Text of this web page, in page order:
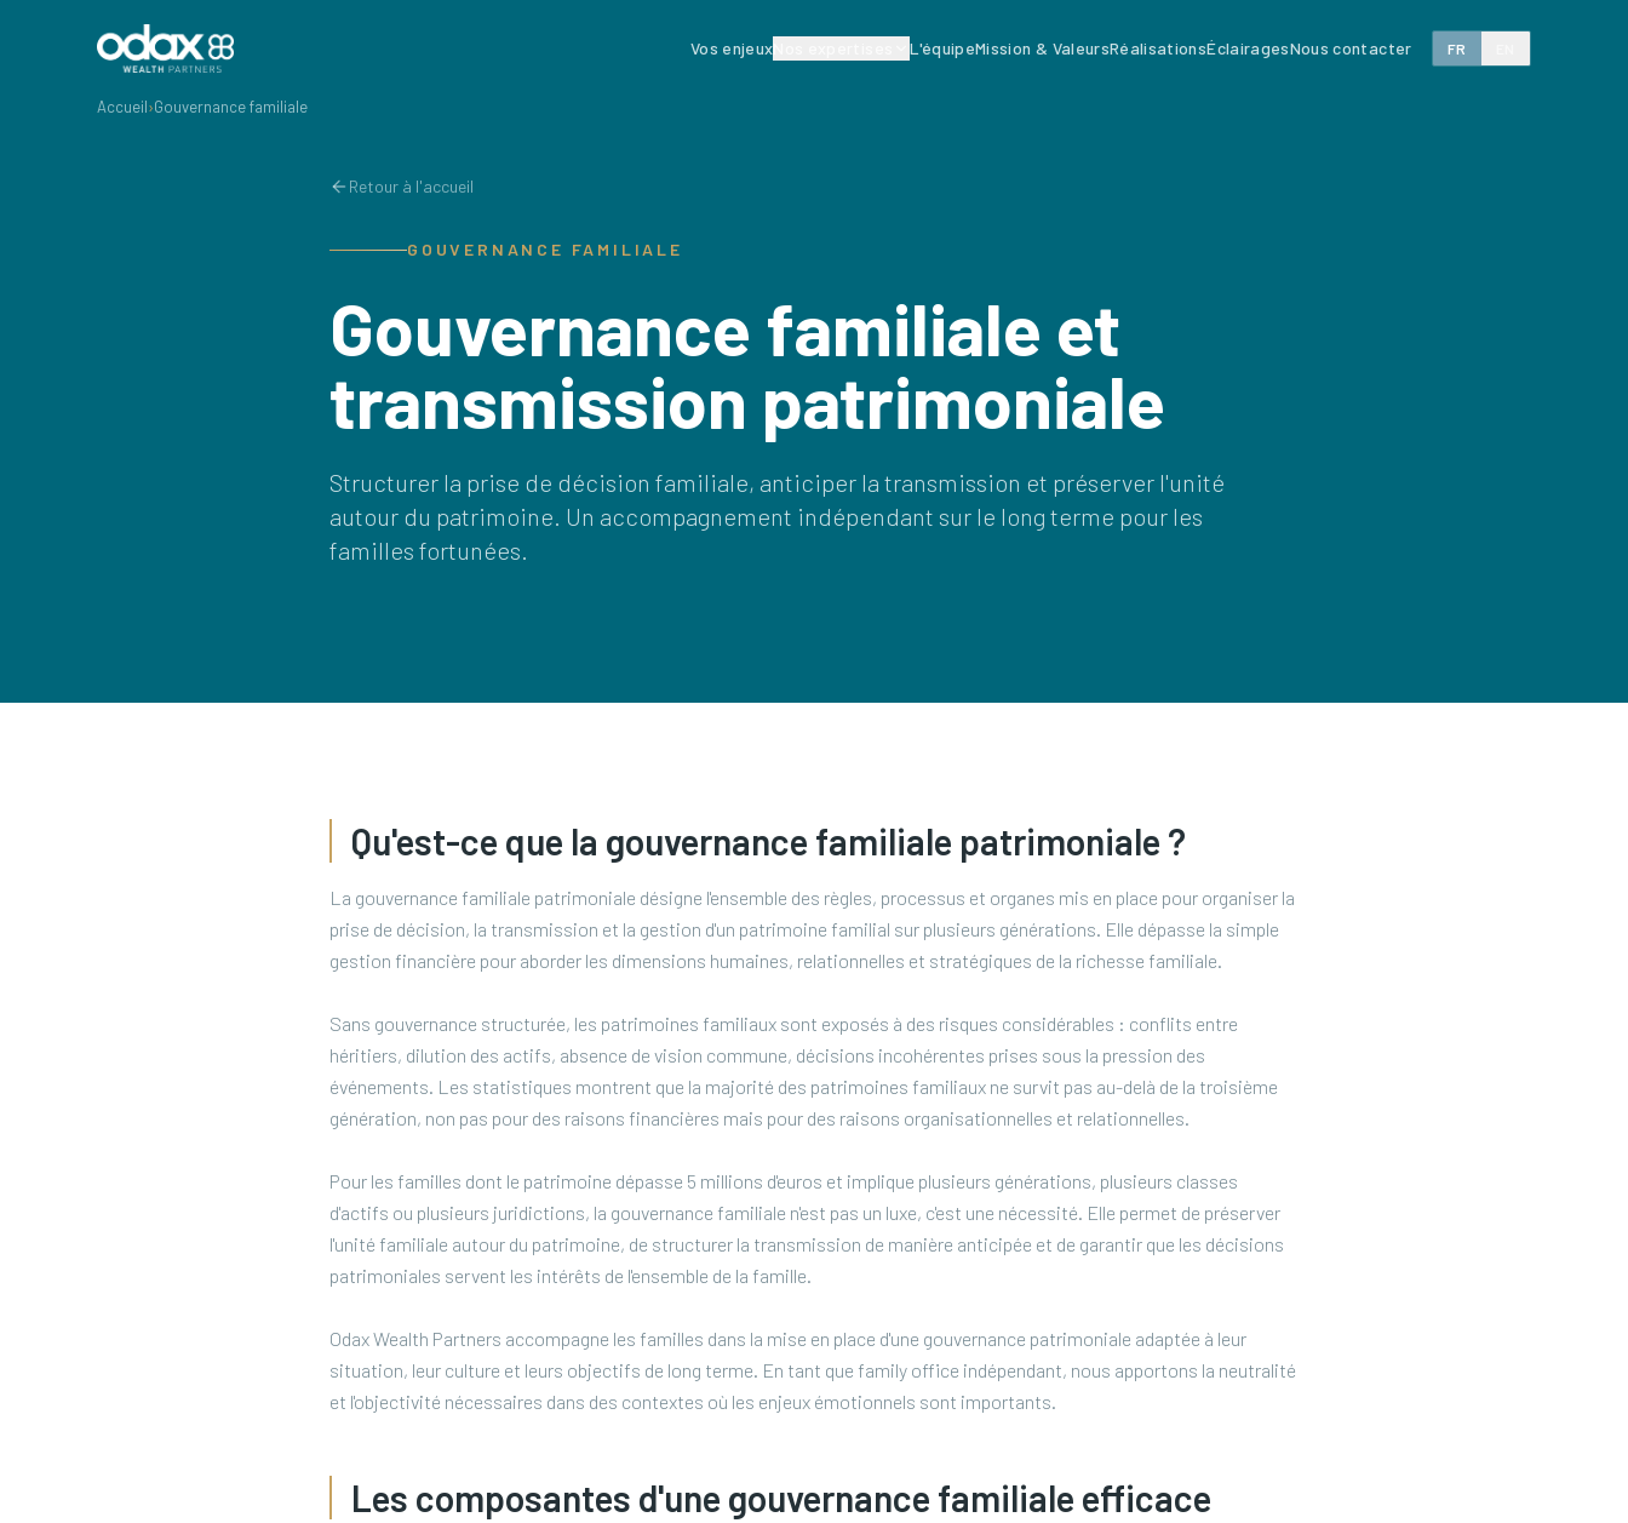
Vos enjeux L'équipeMission & ValeursRéalisationsÉclairagesNous contacter FR
Accueil›Gouvernance familiale
Retour à l'accueil
GOUVERNANCE FAMILIALE
Gouvernance familiale et
transmission patrimoniale
Structurer la prise de décision familiale, anticiper la transmission et préserver l'unité
autour du patrimoine. Un accompagnement indépendant sur le long terme pour les
familles fortunées.
Qu'est-ce que la gouvernance familiale patrimoniale ?
La gouvernance familiale patrimoniale désigne l'ensemble des règles, processus et organes mis en place pour organiser la
prise de décision, la transmission et la gestion d'un patrimoine familial sur plusieurs générations. Elle dépasse la simple
gestion financière pour aborder les dimensions humaines, relationnelles et stratégiques de la richesse familiale.
Sans gouvernance structurée, les patrimoines familiaux sont exposés à des risques considérables : conflits entre
héritiers, dilution des actifs, absence de vision commune, décisions incohérentes prises sous la pression des
événements. Les statistiques montrent que la majorité des patrimoines familiaux ne survit pas au-delà de la troisième
génération, non pas pour des raisons financières mais pour des raisons organisationnelles et relationnelles.
Pour les familles dont le patrimoine dépasse 5 millions d'euros et implique plusieurs générations, plusieurs classes
d'actifs ou plusieurs juridictions, la gouvernance familiale n'est pas un luxe, c'est une nécessité. Elle permet de préserver
l'unité familiale autour du patrimoine, de structurer la transmission de manière anticipée et de garantir que les décisions
patrimoniales servent les intérêts de l'ensemble de la famille.
Odax Wealth Partners accompagne les familles dans la mise en place d'une gouvernance patrimoniale adaptée à leur
situation, leur culture et leurs objectifs de long terme. En tant que family office indépendant, nous apportons la neutralité
et l'objectivité nécessaires dans des contextes où les enjeux émotionnels sont importants.
Les composantes d'une gouvernance familiale efficace